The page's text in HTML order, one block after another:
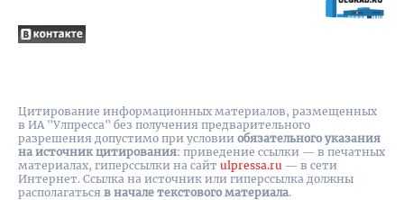
Цитирование информационных материалов, размещенных
в ИА "Улпресса" без получения предварительного
разрешения допустимо при условии обязательного указания
на источник цитирования: приведение ссылки — в печатных
материалах, гиперссылки на cайт ulpressa.ru — в сети
Интернет. Ссылка на источник или гиперссылка должны
располагаться в начале текстового материала.